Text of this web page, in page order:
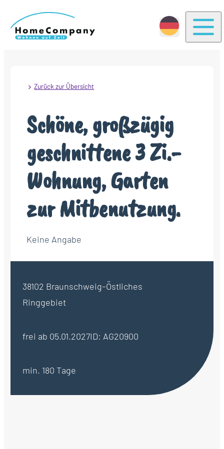
Zurück zur Übersicht
Schöne, großzügig
geschnittene 3 Zi.-
Wohnung, Garten
zur Mitbenutzung.
Keine Angabe
38102 Braunschweig–Östliches
Ringgebiet
frei ab 05.01.2027ID: AG20900
min. 180 Tage